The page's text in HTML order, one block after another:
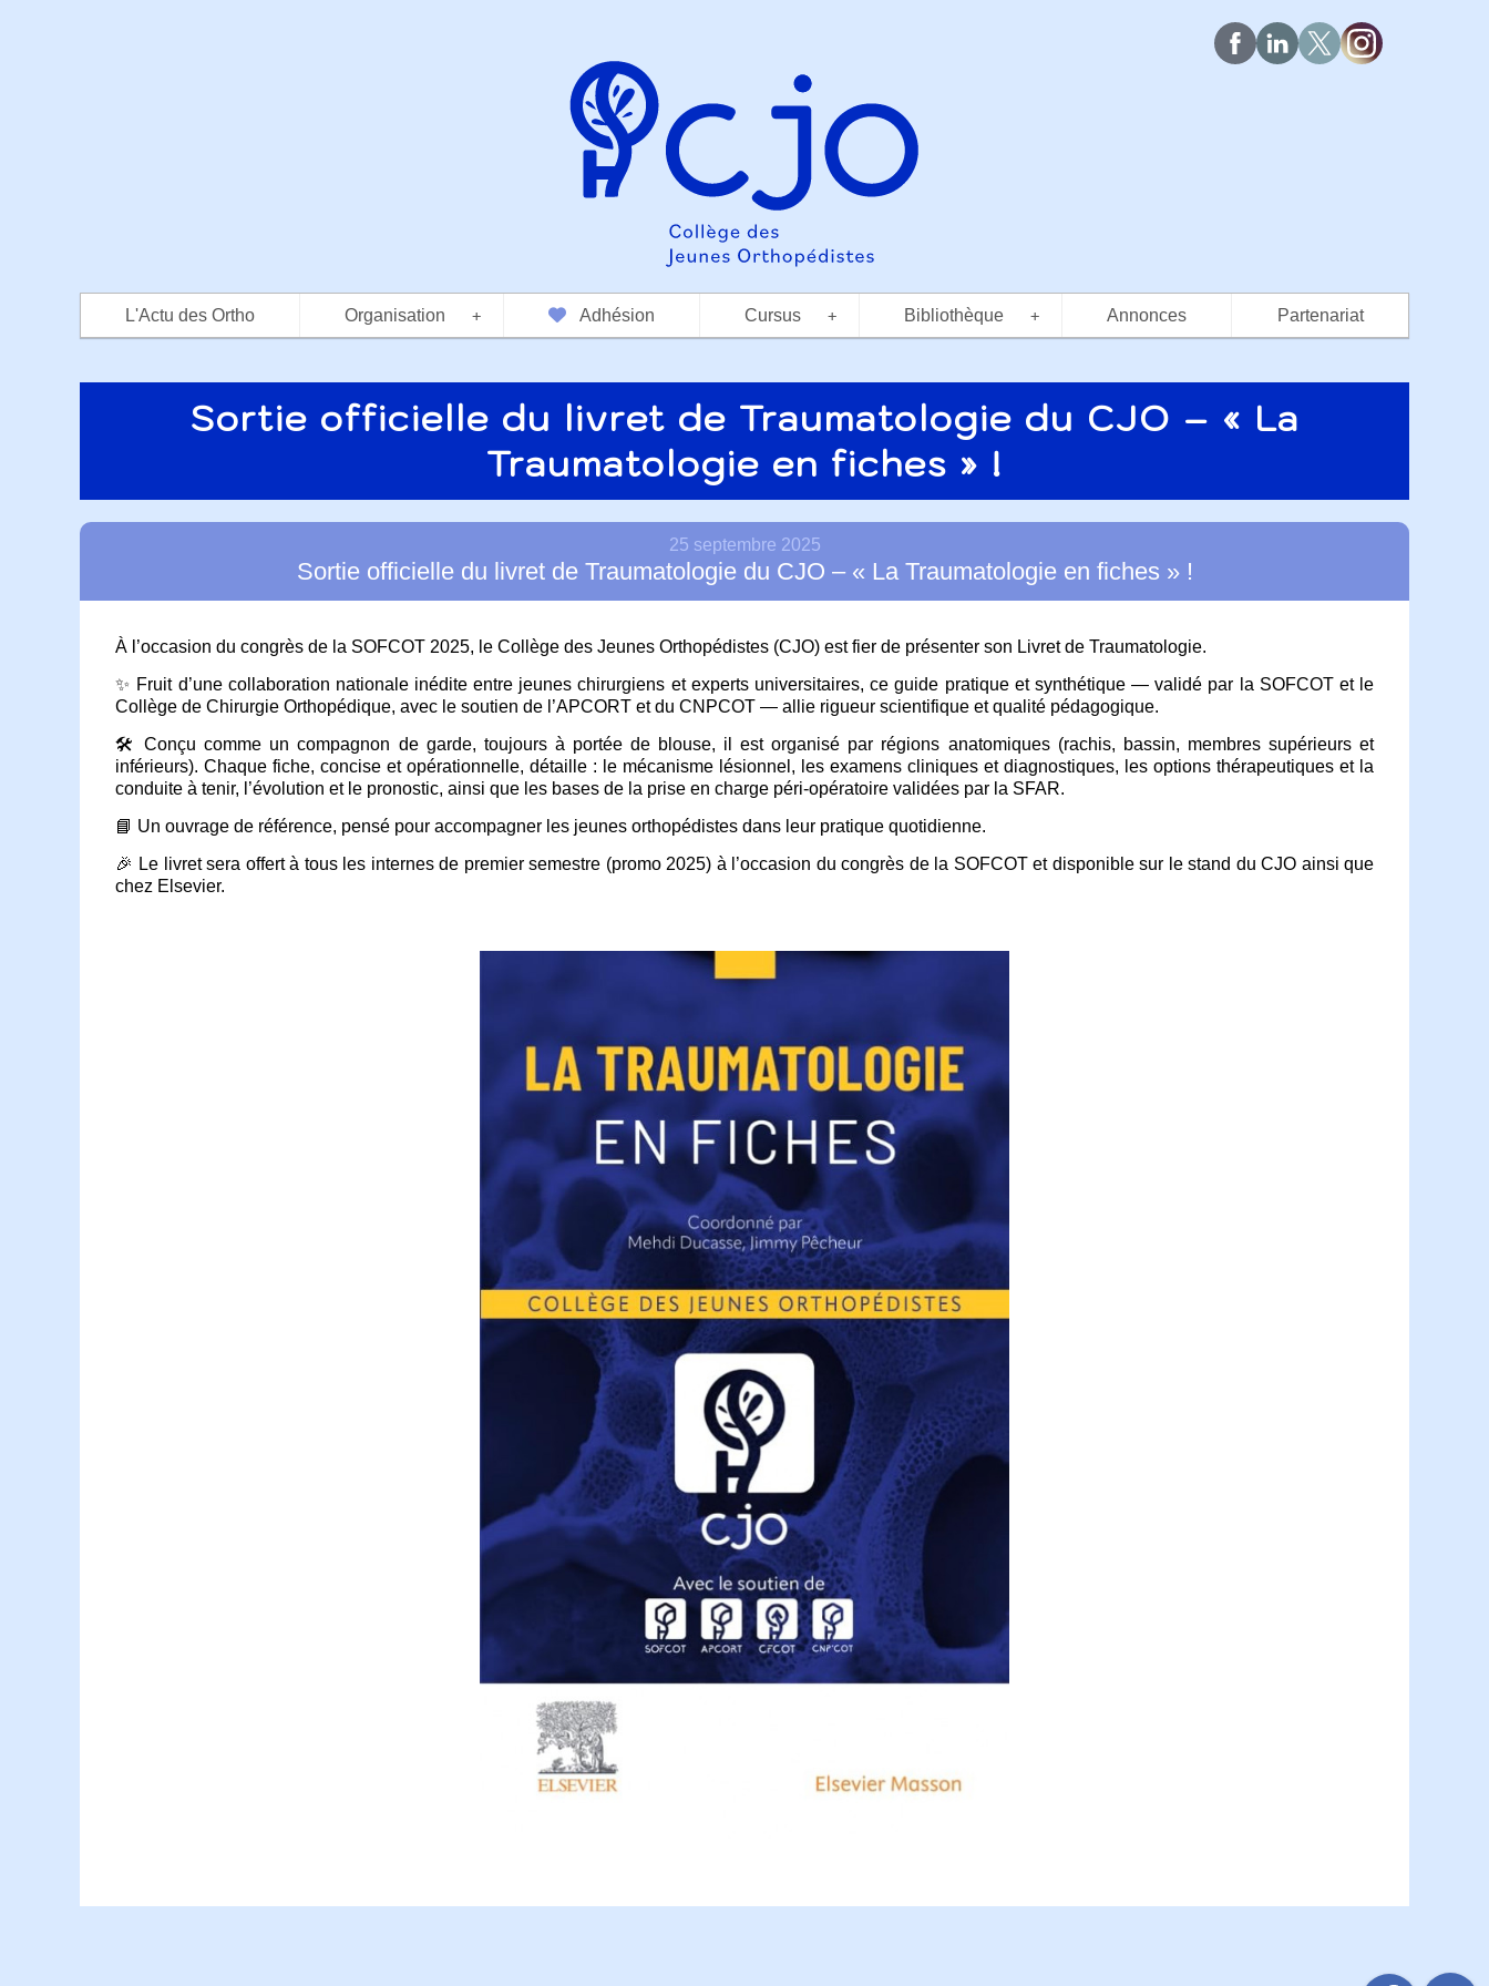
L'Actu des Ortho +
Organisation Adhésion +
Cursus +
Bibliothèque Annonces Partenariat
Sortie officielle du livret de Traumatologie du CJO – « La
Traumatologie en fiches » !
25 septembre 2025
Sortie officielle du livret de Traumatologie du CJO – « La Traumatologie en fiches » !
À l’occasion du congrès de la SOFCOT 2025, le Collège des Jeunes Orthopédistes (CJO) est fier de présenter son Livret de Traumatologie.
✨ Fruit d’une collaboration nationale inédite entre jeunes chirurgiens et experts universitaires, ce guide pratique et synthétique — validé par la SOFCOT et le
Collège de Chirurgie Orthopédique, avec le soutien de l’APCORT et du CNPCOT — allie rigueur scientifique et qualité pédagogique.
🛠️ Conçu comme un compagnon de garde, toujours à portée de blouse, il est organisé par régions anatomiques (rachis, bassin, membres supérieurs et
inférieurs). Chaque fiche, concise et opérationnelle, détaille : le mécanisme lésionnel, les examens cliniques et diagnostiques, les options thérapeutiques et la
conduite à tenir, l’évolution et le pronostic, ainsi que les bases de la prise en charge péri-opératoire validées par la SFAR.
📘 Un ouvrage de référence, pensé pour accompagner les jeunes orthopédistes dans leur pratique quotidienne.
🎉 Le livret sera offert à tous les internes de premier semestre (promo 2025) à l’occasion du congrès de la SOFCOT et disponible sur le stand du CJO ainsi que
chez Elsevier.